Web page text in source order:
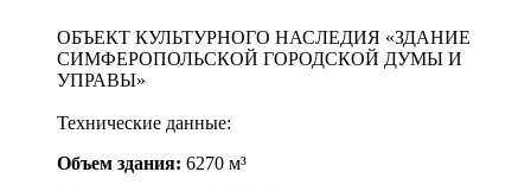
ОБЪЕКТ КУЛЬТУРНОГО НАСЛЕДИЯ «ЗДАНИЕ
СИМФЕРОПОЛЬСКОЙ ГОРОДСКОЙ ДУМЫ И
УПРАВЫ»
Технические данные:
Объем здания: 6270 м³